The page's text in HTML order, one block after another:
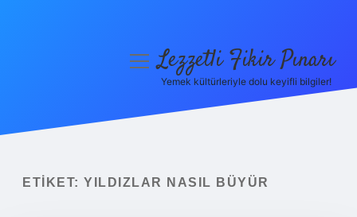
Yasal Uyarı
menüyüLezzetli Fikir Pınarı
Yemek kültürleriyle dolu keyifli bilgiler!
ETIKET: YILDIZLAR NASIL BÜYÜR